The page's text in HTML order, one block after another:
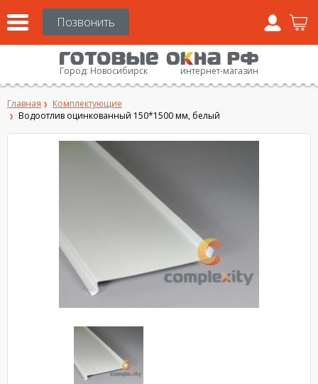
Город: Новосибирск интернет-магазин
Главная
Комплектующие
Водоотлив оцинкованный 150*1500 мм, белый